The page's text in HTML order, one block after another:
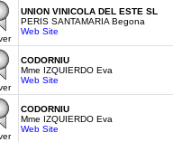
UNION VINICOLA DEL ESTE SL
PERIS SANTAMARIA Begona
Web Site
CODORNIU
Mme IZQUIERDO Eva
Web Site
CODORNIU
Mme IZQUIERDO Eva
Web Site